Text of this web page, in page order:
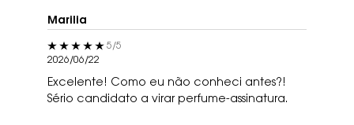
Marilia
5 out of 5 stars.5/5
2026/06/22
Excelente! Como eu não conheci antes?!
Sério candidato a virar perfume-assinatura.